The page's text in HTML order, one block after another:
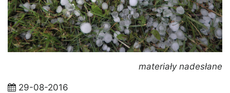
materiały nadesłane
29-08-2016